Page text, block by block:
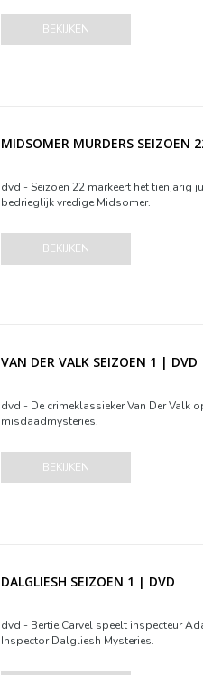
BEKIJKEN
MIDSOMER MURDERS SEIZOEN
dvd - Seizoen 22 markeert het tienjarig
bedrieglijk vredige Midsomer.
BEKIJKEN
VAN DER VALK SEIZOEN 1 | DVD
dvd - De crimeklassieker Van Der Valk
misdaadmysteries.
BEKIJKEN
DALGLIESH SEIZOEN 1 | DVD
dvd - Bertie Carvel speelt inspecteur
Inspector Dalgliesh Mysteries.